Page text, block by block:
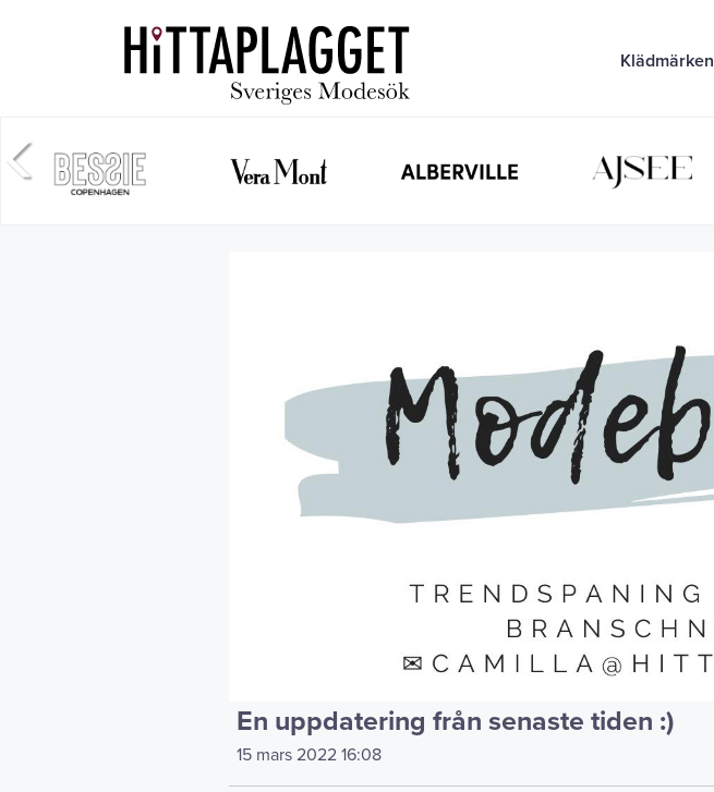
Klädmärken
En uppdatering från senaste tiden :)
15 mars 2022 16:08